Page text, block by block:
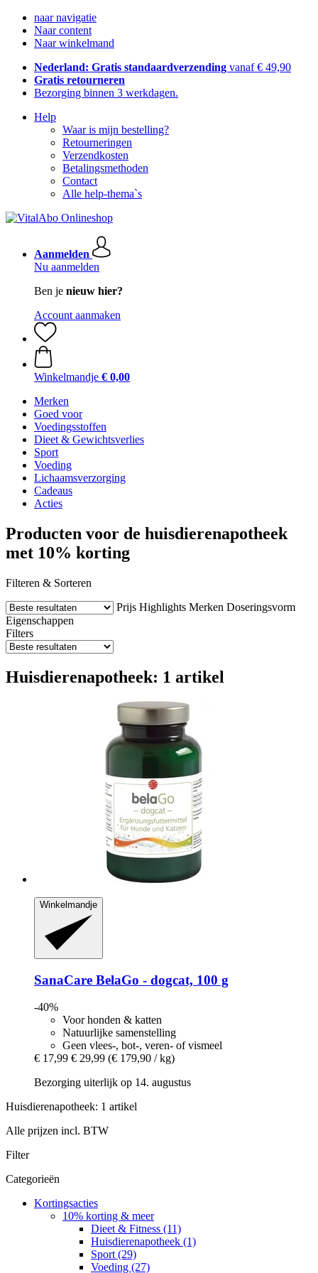
naar navigatie
Naar content
Naar winkelmand
Nederland: Gratis standaardverzending vanaf € 49,90
Gratis retourneren
Bezorging binnen 3 werkdagen.
Help
Waar is mijn bestelling?
Retourneringen
Verzendkosten
Betalingsmethoden
Contact
Alle help-thema`s
Aanmelden
Nu aanmelden
Ben je nieuw hier?
Account aanmaken
Winkelmandje € 0,00
Merken
Goed voor
Voedingsstoffen
Dieet & Gewichtsverlies
Sport
Voeding
Lichaamsverzorging
Cadeaus
Acties
Producten voor de huisdierenapotheek
met 10% korting
Filteren & Sorteren
Prijs Highlights Merken Doseringsvorm
Eigenschappen
Filters
Huisdierenapotheek: 1 artikel
Winkelmandje
SanaCare BelaGo -​ dogcat, 100 g
-40%
Voor honden & katten
Natuurlijke samenstelling
Geen vlees-, bot-, veren- of vismeel
€ 17,99 € 29,99 (€ 179,90 / kg)
Bezorging uiterlijk op 14. augustus
Huisdierenapotheek: 1 artikel
Alle prijzen incl. BTW
Filter
Categorieën
Kortingsacties
10% korting & meer
Dieet & Fitness (11)
Huisdierenapotheek (1)
Sport (29)
Voeding (27)